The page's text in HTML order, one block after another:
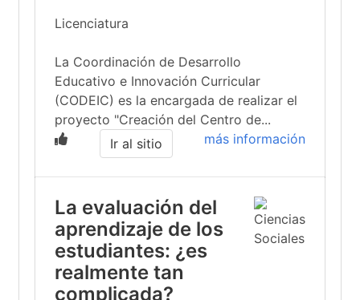
Licenciatura
La Coordinación de Desarrollo
Educativo e Innovación Curricular
(CODEIC) es la encargada de realizar el
proyecto "Creación del Centro de...
más información
Ir al sitio
La evaluación del
aprendizaje de los
estudiantes: ¿es
realmente tan
complicada?